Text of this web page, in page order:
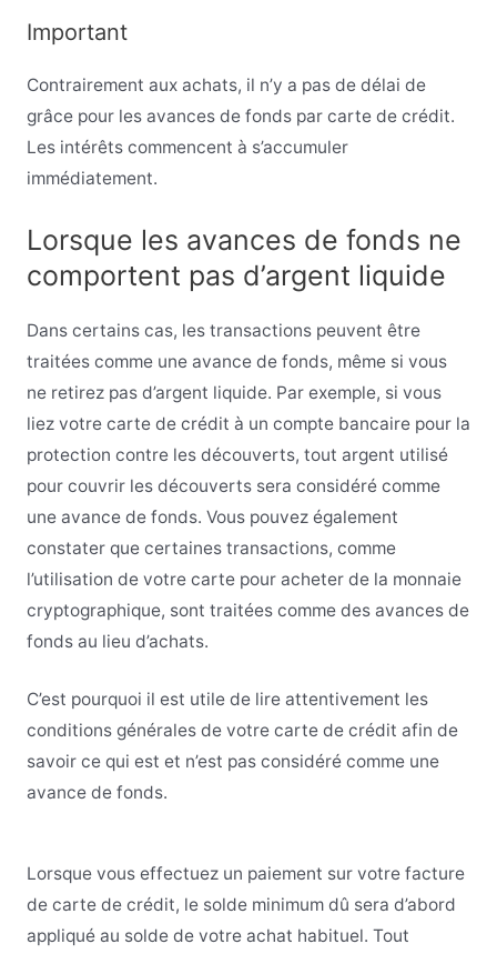
Important
Contrairement aux achats, il n’y a pas de délai de
grâce pour les avances de fonds par carte de crédit.
Les intérêts commencent à s’accumuler
immédiatement.
Lorsque les avances de fonds ne
comportent pas d’argent liquide
Dans certains cas, les transactions peuvent être
traitées comme une avance de fonds, même si vous
ne retirez pas d’argent liquide. Par exemple, si vous
liez votre carte de crédit à un compte bancaire pour la
protection contre les découverts, tout argent utilisé
pour couvrir les découverts sera considéré comme
une avance de fonds. Vous pouvez également
constater que certaines transactions, comme
l’utilisation de votre carte pour acheter de la monnaie
cryptographique, sont traitées comme des avances de
fonds au lieu d’achats.
C’est pourquoi il est utile de lire attentivement les
conditions générales de votre carte de crédit afin de
savoir ce qui est et n’est pas considéré comme une
avance de fonds.
Lorsque vous effectuez un paiement sur votre facture
de carte de crédit, le solde minimum dû sera d’abord
appliqué au solde de votre achat habituel. Tout